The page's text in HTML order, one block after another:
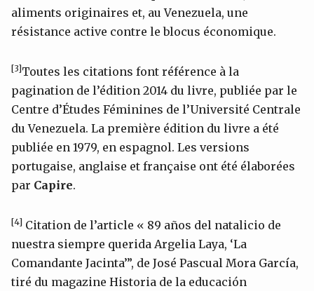
aliments originaires et, au Venezuela, une
résistance active contre le blocus économique.
[3]Toutes les citations font référence à la
pagination de l’édition 2014 du livre, publiée par le
Centre d’Études Féminines de l’Université Centrale
du Venezuela. La première édition du livre a été
publiée en 1979, en espagnol. Les versions
portugaise, anglaise et française ont été élaborées
par Capire.
[4] Citation de l’article « 89 años del natalicio de
nuestra siempre querida Argelia Laya, ‘La
Comandante Jacinta’”, de José Pascual Mora García,
tiré du magazine Historia de la educación